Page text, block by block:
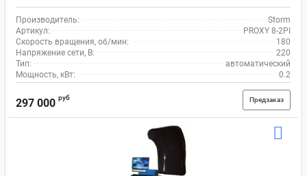
Производитель:
Storm
Артикул:
PROXY 8-2PI
Скорость вращения, об/мин:
180
Напряжение сети, В:
220
Тип:
автоматический
Мощность, кВт:
0.2
297 000 руб Предзаказ